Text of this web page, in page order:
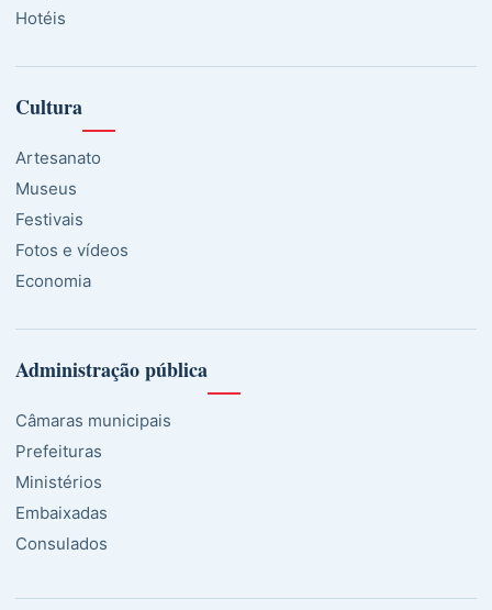
Hotéis
Cultura
Artesanato
Museus
Festivais
Fotos e vídeos
Economia
Administração pública
Câmaras municipais
Prefeituras
Ministérios
Embaixadas
Consulados